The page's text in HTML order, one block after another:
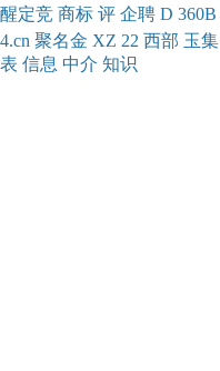
醒定竞 商标 评 企聘 D 360B
4.cn 聚名金 XZ 22 西部 玉集
表 信息 中介 知识